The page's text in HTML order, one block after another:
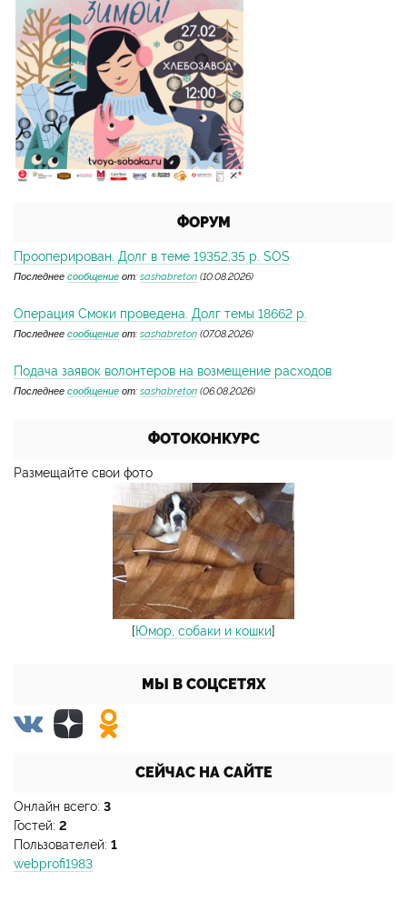
ФОРУМ
Прооперирован. Долг в теме 19352,35 р. SOS
Последнее сообщение от: sashabreton (10.08.2026)
Операция Смоки проведена. Долг темы 18662 р.
Последнее сообщение от: sashabreton (07.08.2026)
Подача заявок волонтеров на возмещение расходов
Последнее сообщение от: sashabreton (06.08.2026)
ФОТОКОНКУРС
Размещайте свои фото
[Юмор, собаки и кошки]
МЫ В СОЦСЕТЯХ
СЕЙЧАС НА САЙТЕ
Онлайн всего: 3
Гостей: 2
Пользователей: 1
webprofi1983